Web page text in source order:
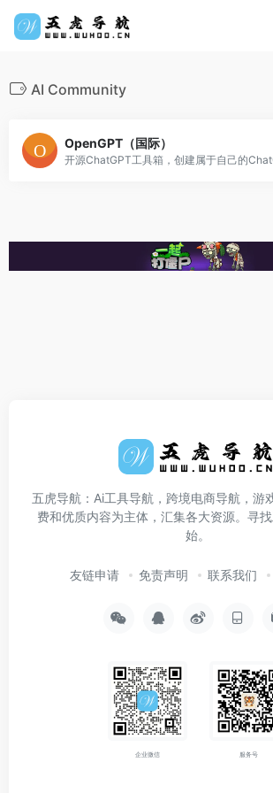
AI Community
OpenGPT（国际）
开源ChatGPT工具箱，创建属于自己的
五虎导航：Ai工具导航，跨境电商导航，游
费和优质内容为主体，汇集各大资源。寻
始。
友链申请 免责声明 联系我们
企业微信 服务号